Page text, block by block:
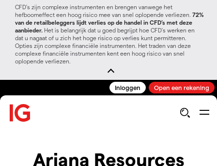
CFD’s zijn complexe instrumenten en brengen vanwege het
hefboomeffect een hoog risico mee van snel oplopende verliezen. 72%
van de retailbeleggers lijdt verlies op de handel in CFD’s met deze
aanbieder. Het is belangrijk dat u goed begrijpt hoe CFD's werken en
dat u nagaat of u zich het hoge risico op verlies kunt permitteren.
Opties zijn complexe financiële instrumenten. Het traden van deze
complexe financiële instrumenten kent een hoog risico van snel
oplopende verliezen.
Inloggen Open een rekening
Ariana Resources